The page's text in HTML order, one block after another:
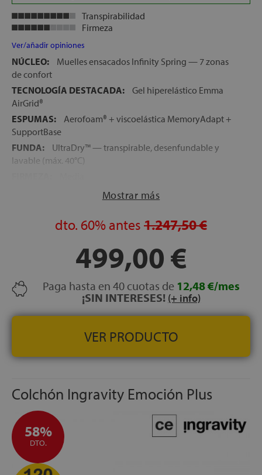
Transpirabilidad
Firmeza
Ver/añadir opiniones
NÚCLEO:
Muelles ensacados Infinity Spring — 7 zonas
de confort
TECNOLOGÍA DESTACADA:
Gel hiperelástico Emma
AirGrid®
ESPUMAS:
Aerofoam® + viscoelástica MemoryAdapt +
SupportBase
FUNDA:
UltraDry™ — transpirable, desenfundable y
lavable (máx. 40°C)
PESO RECOMENDADO: Óptimo entre 60 y 100 kg por
Colchón comprimido en caja — expansión
en 5 horas, recuperación completa en 24 horas
RECONOCIMIENTO:
Producto del Año 2026 (categoría
innovación)
Mostrar más
dto. 60% antes 1.247,50 €
499,00 €
Paga hasta en 40 cuotas de 12,48 €/mes
¡SIN INTERESES! (+ info)
VER PRODUCTO
Colchón Ingravity Emoción Plus
58%
DTO.